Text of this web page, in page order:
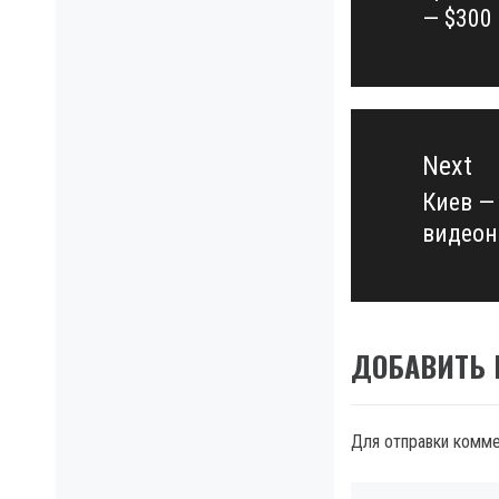
post:
— $300
Next
Next
post:
Киев
ДОБАВИТЬ
Для отправки